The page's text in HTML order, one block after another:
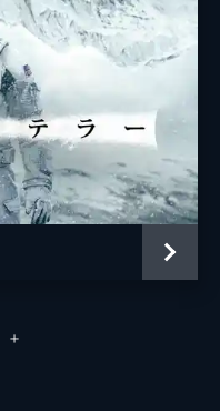
＋